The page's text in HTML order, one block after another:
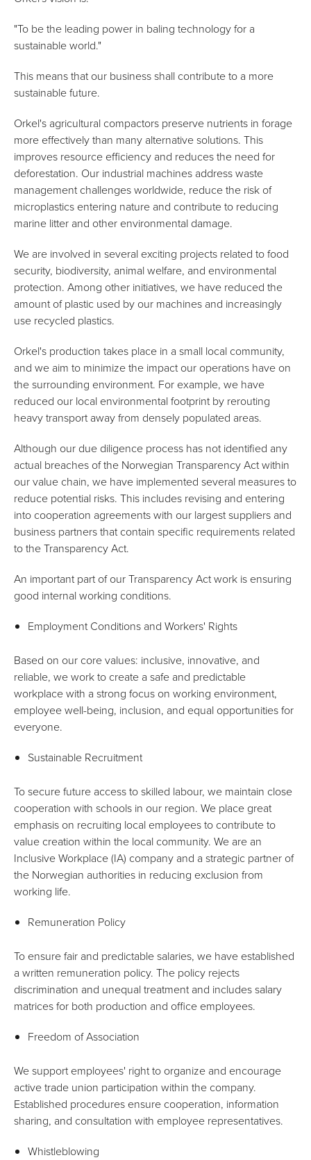
"To be the leading power in baling technology for a
sustainable world."
This means that our business shall contribute to a more
sustainable future.
Orkel's agricultural compactors preserve nutrients in forage
more effectively than many alternative solutions. This
improves resource efficiency and reduces the need for
deforestation. Our industrial machines address waste
management challenges worldwide, reduce the risk of
microplastics entering nature and contribute to reducing
marine litter and other environmental damage.
We are involved in several exciting projects related to food
security, biodiversity, animal welfare, and environmental
protection. Among other initiatives, we have reduced the
amount of plastic used by our machines and increasingly
use recycled plastics.
Orkel's production takes place in a small local community,
and we aim to minimize the impact our operations have on
the surrounding environment. For example, we have
reduced our local environmental footprint by rerouting
heavy transport away from densely populated areas.
Although our due diligence process has not identified any
actual breaches of the Norwegian Transparency Act within
our value chain, we have implemented several measures to
reduce potential risks. This includes revising and entering
into cooperation agreements with our largest suppliers and
business partners that contain specific requirements related
to the Transparency Act.
An important part of our Transparency Act work is ensuring
good internal working conditions.
Employment Conditions and Workers' Rights
Based on our core values: inclusive, innovative, and
reliable, we work to create a safe and predictable
workplace with a strong focus on working environment,
employee well-being, inclusion, and equal opportunities for
everyone.
Sustainable Recruitment
To secure future access to skilled labour, we maintain close
cooperation with schools in our region. We place great
emphasis on recruiting local employees to contribute to
value creation within the local community. We are an
Inclusive Workplace (IA) company and a strategic partner of
the Norwegian authorities in reducing exclusion from
working life.
Remuneration Policy
To ensure fair and predictable salaries, we have established
a written remuneration policy. The policy rejects
discrimination and unequal treatment and includes salary
matrices for both production and office employees.
Freedom of Association
We support employees' right to organize and encourage
active trade union participation within the company.
Established procedures ensure cooperation, information
sharing, and consultation with employee representatives.
Whistleblowing